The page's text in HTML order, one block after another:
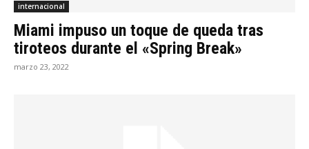
internacional
Miami impuso un toque de queda tras
tiroteos durante el «Spring Break»
marzo 23, 2022